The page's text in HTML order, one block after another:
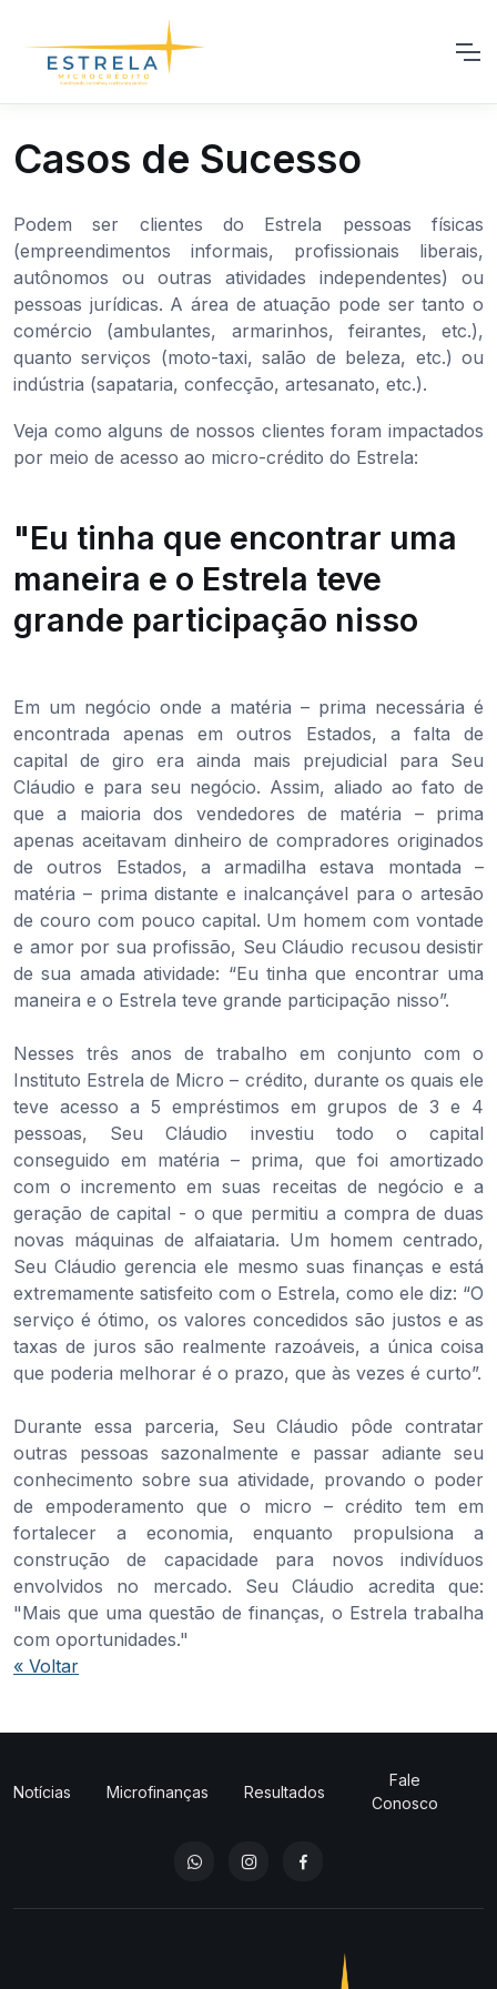
Casos de Sucesso
Podem ser clientes do Estrela pessoas físicas
(empreendimentos informais, profissionais liberais,
autônomos ou outras atividades independentes) ou
pessoas jurídicas. A área de atuação pode ser tanto o
comércio (ambulantes, armarinhos, feirantes, etc.),
quanto serviços (moto-taxi, salão de beleza, etc.) ou
indústria (sapataria, confecção, artesanato, etc.).
Veja como alguns de nossos clientes foram impactados
por meio de acesso ao micro-crédito do Estrela:
"Eu tinha que encontrar uma
maneira e o Estrela teve
grande participação nisso
Em um negócio onde a matéria – prima necessária é
encontrada apenas em outros Estados, a falta de
capital de giro era ainda mais prejudicial para Seu
Cláudio e para seu negócio. Assim, aliado ao fato de
que a maioria dos vendedores de matéria – prima
apenas aceitavam dinheiro de compradores originados
de outros Estados, a armadilha estava montada –
matéria – prima distante e inalcançável para o artesão
de couro com pouco capital. Um homem com vontade
e amor por sua profissão, Seu Cláudio recusou desistir
de sua amada atividade: “Eu tinha que encontrar uma
maneira e o Estrela teve grande participação nisso”.
Nesses três anos de trabalho em conjunto com o
Instituto Estrela de Micro – crédito, durante os quais ele
teve acesso a 5 empréstimos em grupos de 3 e 4
pessoas, Seu Cláudio investiu todo o capital
conseguido em matéria – prima, que foi amortizado
com o incremento em suas receitas de negócio e a
geração de capital - o que permitiu a compra de duas
novas máquinas de alfaiataria. Um homem centrado,
Seu Cláudio gerencia ele mesmo suas finanças e está
extremamente satisfeito com o Estrela, como ele diz: “O
serviço é ótimo, os valores concedidos são justos e as
taxas de juros são realmente razoáveis, a única coisa
que poderia melhorar é o prazo, que às vezes é curto”.
Durante essa parceria, Seu Cláudio pôde contratar
outras pessoas sazonalmente e passar adiante seu
conhecimento sobre sua atividade, provando o poder
de empoderamento que o micro – crédito tem em
fortalecer a economia, enquanto propulsiona a
construção de capacidade para novos indivíduos
envolvidos no mercado. Seu Cláudio acredita que:
"Mais que uma questão de finanças, o Estrela trabalha
com oportunidades."
« Voltar
Notícias Microfinanças Resultados
Fale
Conosco